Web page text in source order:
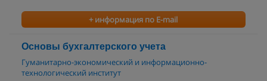
+ информация по E-mail
Основы бухгалтерского учета
Гуманитарно-экономический и информационно-
технологический институт